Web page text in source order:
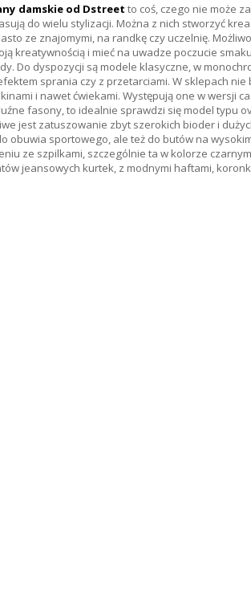
damskie od Dstreet to coś, czego nie może
do wielu stylizacji. Można z nich stworzyć
ze znajomymi, na randkę czy uczelnię.
kreatywnością i mieć na uwadze poczucie
Do dyspozycji są modele klasyczne, w
sprania czy z przetarciami. W sklepach
i nawet ćwiekami. Występują one w wersji
fasony, to idealnie sprawdzi się model typu
jest zatuszowanie zbyt szerokich bioder i
obuwia sportowego, ale też do butów na
ze szpilkami, szczególnie ta w kolorze
jeansowych kurtek, z modnymi haftami,